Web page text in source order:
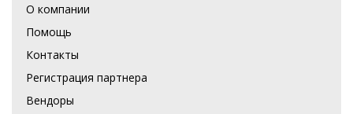
О компании
Помощь
Контакты
Регистрация партнера
Вендоры